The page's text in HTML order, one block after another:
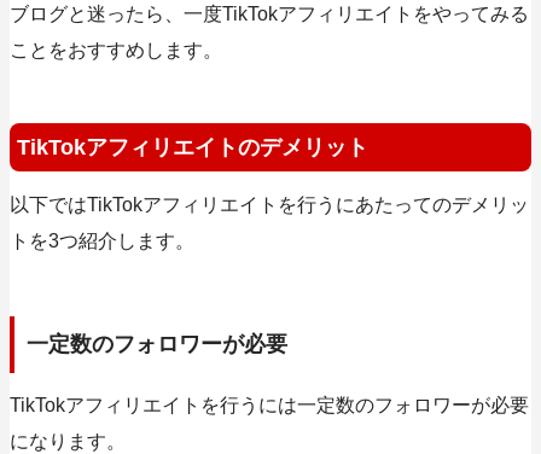
ブログと迷ったら、一度TikTokアフィリエイトをやってみる
ことをおすすめします。
TikTokアフィリエイトのデメリット
以下ではTikTokアフィリエイトを行うにあたってのデメリッ
トを3つ紹介します。
一定数のフォロワーが必要
TikTokアフィリエイトを行うには一定数のフォロワーが必要
になります。